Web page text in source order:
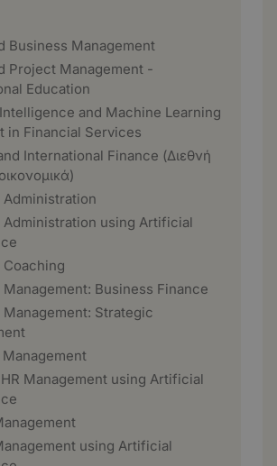
Business Management
Project Management -
Education
and Machine Learning
in Financial Services
International Finance (Διεθνή
Administration
Administration using Artificial
Business Finance
Management: Strategic
Management using Artificial
using Artificial